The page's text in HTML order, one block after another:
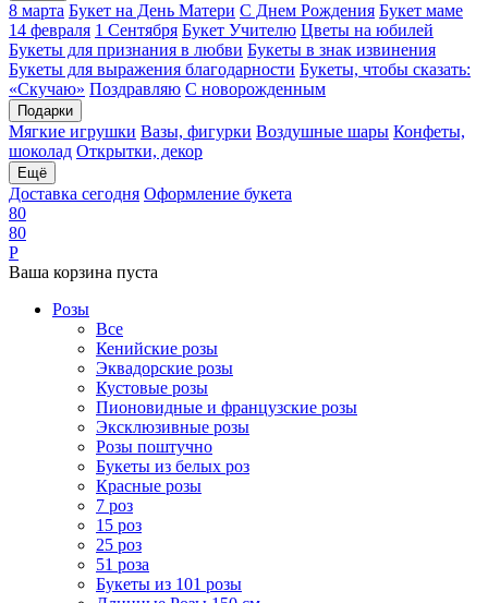
8 марта Букет на День Матери С Днем Рождения Букет маме
14 февраля 1 Сентября Букет Учителю Цветы на юбилей
Букеты для признания в любви Букеты в знак извинения
Букеты для выражения благодарности Букеты, чтобы сказать:
«Скучаю» Поздравляю С новорожденным
Подарки
Мягкие игрушки Вазы, фигурки Воздушные шары Конфеты,
шоколад Открытки, декор
Ещё
Доставка сегодня Оформление букета
80
80
Р
Ваша корзина пуста
Розы
Все
Кенийские розы
Эквадорские розы
Кустовые розы
Пионовидные и французские розы
Эксклюзивные розы
Розы поштучно
Букеты из белых роз
Красные розы
7 роз
15 роз
25 роз
51 роза
Букеты из 101 розы